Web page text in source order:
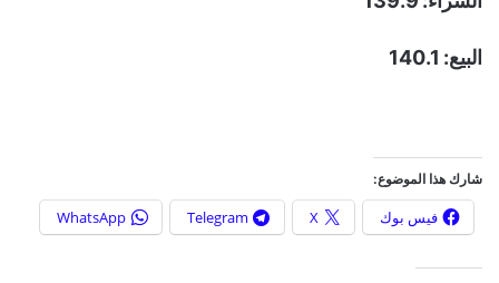
البيع: 140.1
شارك هذا الموضوع:
فيس بوك X
Telegram
WhatsApp